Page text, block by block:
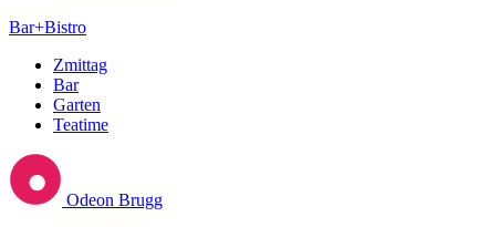
Bar+Bistro
Zmittag
Bar
Garten
Teatime
Odeon Brugg